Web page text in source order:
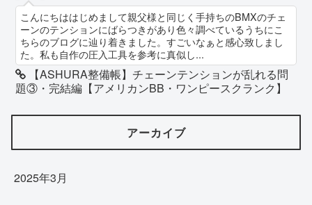
こんにちははじめまして親父様と同じく手持ちのBMXのチェ
ーンのテンションにばらつきがあり色々調べているうちにこ
ちらのブログに辿り着きました。すごいなぁと感心致しまし
た。私も自作の圧入工具を参考に真似し...
【ASHURA整備帳】チェーンテンションが乱れる問
題③・完結編【アメリカンBB・ワンピースクランク】
アーカイブ
2025年3月